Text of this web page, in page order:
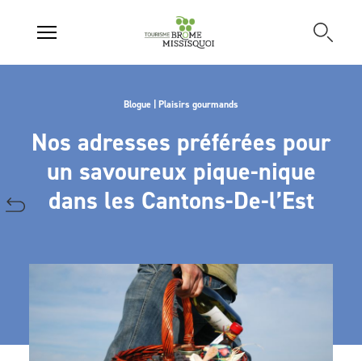
Blogue | Plaisirs gourmands
Nos adresses préférées pour
un savoureux pique-nique
dans les Cantons-De-l’Est